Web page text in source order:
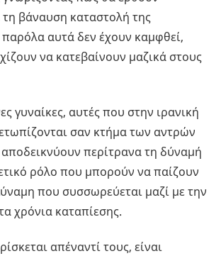
τη βάναυση καταστολή της
παρόλα αυτά δεν έχουν καμφθεί,
να κατεβαίνουν μαζικά στους
γυναίκες, αυτές που στην ιρανική
σαν κτήμα των αντρών
περίτρανα τη δύναμή
ρόλο που μπορούν να παίζουν
που συσσωρεύεται μαζί με την
χρόνια καταπίεσης.
απέναντί τους, είναι